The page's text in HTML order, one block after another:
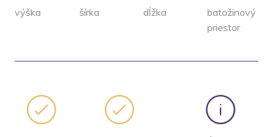
výška šírka dĺžka
batožinový
priestor